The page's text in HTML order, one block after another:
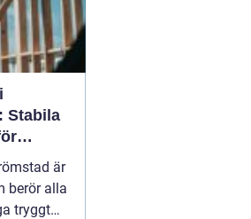
Stabila
kusten
är
berör alla
tryggt